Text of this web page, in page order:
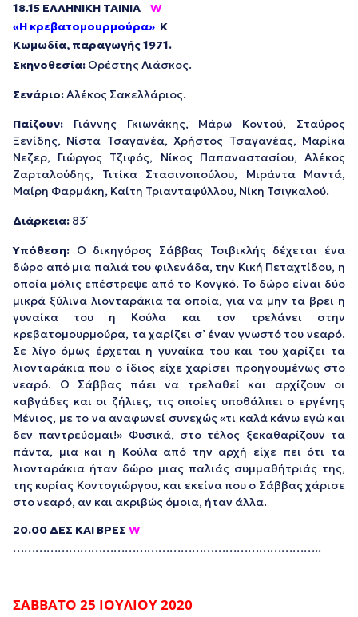
18.15 ΕΛΛΗΝΙΚΗ ΤΑΙΝΙΑ W
«Η κρεβατομουρμούρα» K
Κωμωδία, παραγωγής 1971.
Σκηνοθεσία: Ορέστης Λιάσκος.
Σενάριο:Αλέκος Σακελλάριος.
Παίζουν: Γιάννης Γκιωνάκης, Μάρω Κοντού, Σταύρος
Ξενίδης, Νίστα Τσαγανέα, Χρήστος Τσαγανέας, Μαρίκα
Νεζερ, Γιώργος Τζιφός, Νίκος Παπαναστασίου, Αλέκος
Ζαρταλούδης, Τιτίκα Στασινοπούλου, Μιράντα Μαντά,
Μαίρη Φαρμάκη, Καίτη Τριανταφύλλου, Νίκη Τσιγκαλού.
Διάρκεια: 83΄
Υπόθεση: Ο δικηγόρος Σάββας Τσιβικλής δέχεται ένα
δώρο από μια παλιά του φιλενάδα, την Κική Πεταχτίδου, η
οποία μόλις επέστρεψε από το Κονγκό. Το δώρο είναι δύο
μικρά ξύλινα λιονταράκια τα οποία, για να μην τα βρει η
γυναίκα του η Κούλα και τον τρελάνει στην
κρεβατομουρμούρα, τα χαρίζει σ’ έναν γνωστό του νεαρό.
Σε λίγο όμως έρχεται η γυναίκα του και του χαρίζει τα
λιονταράκια που ο ίδιος είχε χαρίσει προηγουμένως στο
νεαρό. Ο Σάββας πάει να τρελαθεί και αρχίζουν οι
καβγάδες και οι ζήλιες, τις οποίες υποθάλπει ο εργένης
Μένιος, με το να αναφωνεί συνεχώς «τι καλά κάνω εγώ και
δεν παντρεύομαι!» Φυσικά, στο τέλος ξεκαθαρίζουν τα
πάντα, μια και η Κούλα από την αρχή είχε πει ότι τα
λιονταράκια ήταν δώρο μιας παλιάς συμμαθήτριάς της,
της κυρίας Κοντογιώργου, και εκείνα που ο Σάββας χάρισε
στο νεαρό, αν και ακριβώς όμοια, ήταν άλλα.
20.00 ΔΕΣ ΚΑΙ ΒΡΕΣ W
………………………………………………………………………..
ΣΑΒΒΑΤΟ 25 ΙΟΥΛΙΟΥ 2020